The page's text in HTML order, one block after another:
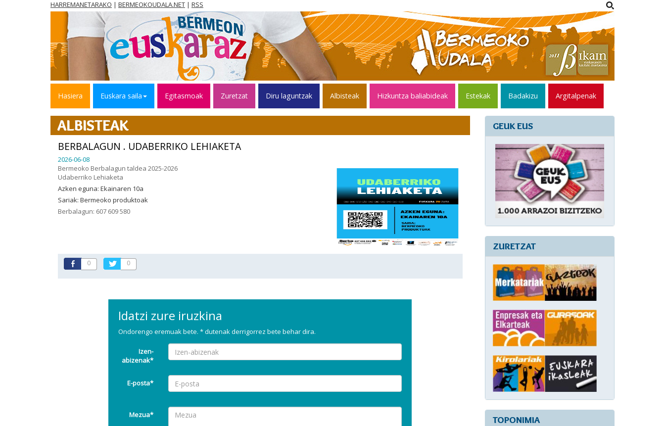
HARREMANETARAKO | BERMEOKOUDALA.NET | RSS
Hasiera Euskara saila Egitasmoak Zuretzat Diru laguntzak Albisteak Hizkuntza baliabideak Estekak Badakizu Argitalpenak
ALBISTEAK
BERBALAGUN . UDABERRIKO LEHIAKETA
2026-06-08
Bermeoko Berbalagun taldea 2025-2026
Udaberriko Lehiaketa
Azken eguna: Ekainaren 10a
Sariak: Bermeoko produktoak
Berbalagun: 607 609 580
0 0
Idatzi zure iruzkina
Ondorengo eremuak bete. * dutenak derrigorrez bete behar dira.
Izen-
abizenak*
E-posta*
Mezua*
GEUK EUS
ZURETZAT
TOPONIMIA